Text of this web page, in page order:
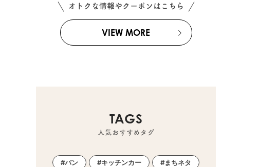
オトクな情報やクーポンはこちら
VIEW MORE
TAGS
人気おすすめタグ
パン キッチンカー まちネタ